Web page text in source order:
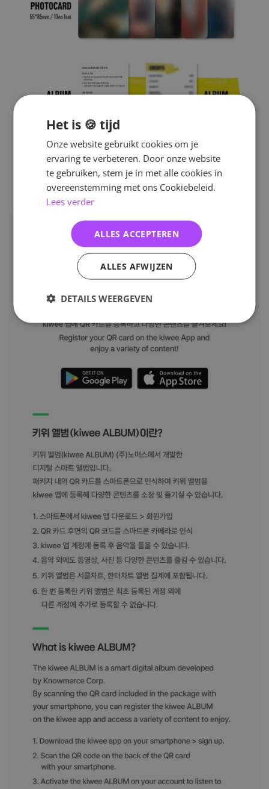
Het is 🍪 tijd
Onze website gebruikt cookies om je
ervaring te verbeteren. Door onze website
te gebruiken, stem je in met alle cookies in
overeenstemming met ons Cookiebeleid.
Lees verder
ALLES ACCEPTEREN
ALLES AFWIJZEN
DETAILS WEERGEVEN